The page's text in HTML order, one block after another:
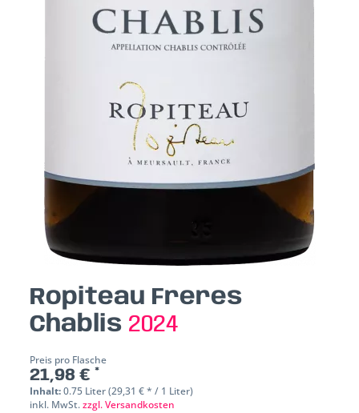
Ropiteau Freres
Chablis 2024
Preis pro Flasche
21,98 € *
Inhalt:0.75 Liter (29,31 € * / 1 Liter)
inkl. MwSt.zzgl. Versandkosten